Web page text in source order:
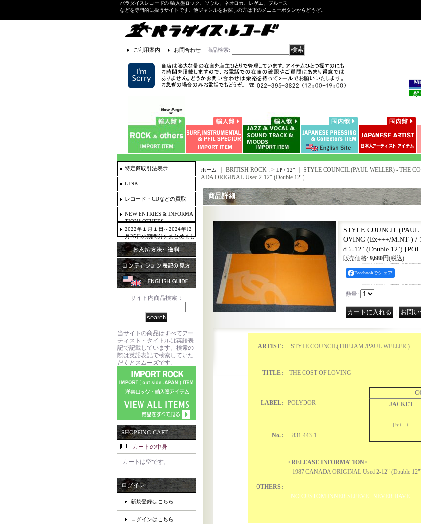
パラダイスレコードの 輸入盤ロック、ソウル、ネオロカ、レゲエ、ブルース
などを専門的に扱うサイトです。他ジャンルをお探しの方は下のメニューボタンからどうぞ。
ご利用案内 ｜ お問合わせ 商品検索:
特定商取引法表示
LINK
レコード・CDなどの買取
NEW ENTRIES & INFORMA
TION&OTHERS
2022年１月１日～2024年12
月25日の期間分をまとめまし
た。
サイト内商品検索：
当サイトの商品はすべてアー
ティスト・タイトルは英語表
記で記載しています。検索の
際は英語表記で検索していた
だくとスムーズです。
SHOPPING CART
カートの中身
カートは空です。
ログイン
新規登録はこちら
ログインはこちら
ホーム ｜ BRITISH ROCK : > LP / 12"｜ STYLE COUNCIL (PAUL WELLER) - THE
ADA ORIGINAL Used 2-12" (Double 12")
商品詳細
STYLE COUNCIL
OVING (Ex+++/MINT-) /
d 2-12" (Double 12") [
販売価格: 9,680円(税込)
Facebookでシェア
数量:
ARTIST : STYLE COUNCIL(THE JAM /PAUL WELLER )
TITLE : THE COST OF LOVING
LABEL : POLYDOR
JACKET
Ex+++
No. :
831-443-1
OTHERS :
<RELEASE INFORMATION>
1987 CANADA ORIGINAL Used 2-12" (Double
NO CUSTOM INNER SLEEVE...NEVER HAVE